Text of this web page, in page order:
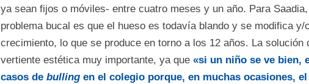
ya sean fijos o móviles- entre cuatro meses y un año. Para
problema bucal es que el hueso es todavía blando y se modifica
crecimiento, lo que se produce en torno a los 12 años. La
vertiente estética muy importante, ya que«si un niño se ve bien,
casos de bulling en el colegio porque, en muchas ocasiones,